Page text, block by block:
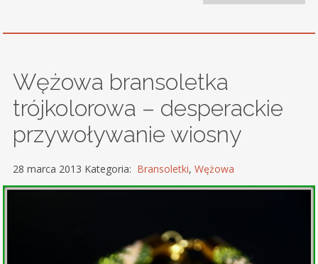
Wężowa bransoletka
trójkolorowa – desperackie
przywoływanie wiosny
28 marca 2013 Kategoria: Bransoletki, Wężowa